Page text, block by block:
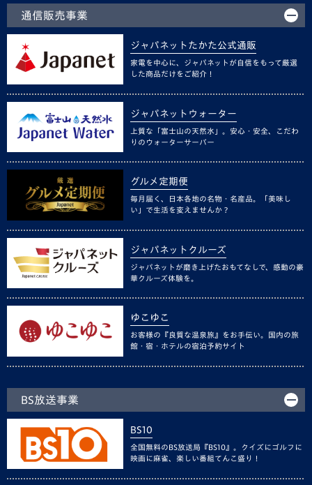
通信販売事業
ジャパネットたかた公式通販
家電を中心に、ジャパネットが自信をもって厳選
した商品だけをご紹介！
ジャパネットウォーター
上質な「富士山の天然水」。安心・安全、こだわ
りのウォーターサーバー
グルメ定期便
毎月届く、日本各地の名物・名産品。「美味し
い」で生活を変えませんか？
ジャパネットクルーズ
ジャパネットが磨き上げたおもてなしで、感動の豪
華クルーズ体験を。
ゆこゆこ
お客様の『良質な温泉旅』をお手伝い。国内の旅
館・宿・ホテルの宿泊予約サイト
BS放送事業
BS10
全国無料のBS放送局『BS10』。クイズにゴルフに
映画に麻雀、楽しい番組てんこ盛り！